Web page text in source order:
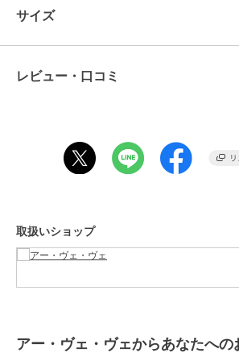
・吸水速乾性のある素材
・夏に嬉しいUVカット機能付き
日常使いからきれいめシーンまで幅広く活躍し
袖リボンサッカーブラウス：K2BGA24044
サッカーフレアスカート：K2HGA13059
透け感：なし
裏地：なし（ペチスカート付）
サイズ
レビュー・口コミ
取扱いショップ
アー・ヴェ・ヴェからあなたへの